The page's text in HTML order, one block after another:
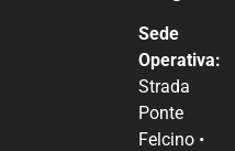
Sede
Operativa:
Strada
Ponte
Felcino •